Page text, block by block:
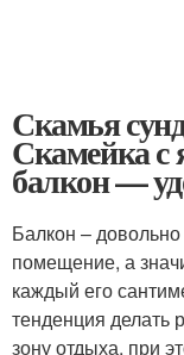
Скамья
Скамейка с
балкон —
Балкон –
помещение, а
каждый его
тенденция делать
зону отдыха, при